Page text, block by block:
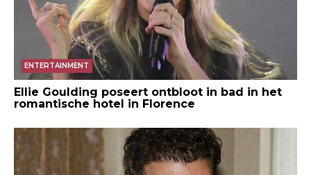
ENTERTAINMENT
Ellie Goulding poseert ontbloot in bad in het
romantische hotel in Florence